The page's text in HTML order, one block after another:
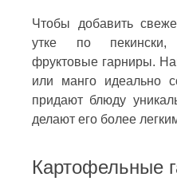
Чтобы добавить
утке по пекински,
фруктовые гарниры.
или манго идеально
придают блюду
делают его более
Картофельные